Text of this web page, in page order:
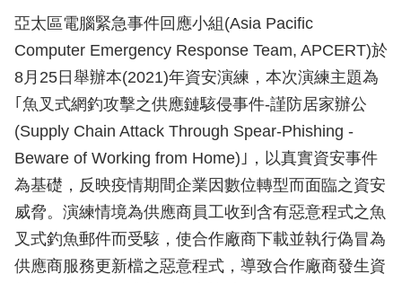
亞太區電腦緊急事件回應小組(Asia Pacific
Computer Emergency Response Team, APCERT)於
8月25日舉辦本(2021)年資安演練，本次演練主題為
｢魚叉式網釣攻擊之供應鏈駭侵事件-謹防居家辦公
(Supply Chain Attack Through Spear-Phishing -
Beware of Working from Home)｣，以真實資安事件
為基礎，反映疫情期間企業因數位轉型而面臨之資安
威脅。演練情境為供應商員工收到含有惡意程式之魚
叉式釣魚郵件而受駭，使合作廠商下載並執行偽冒為
供應商服務更新檔之惡意程式，導致合作廠商發生資